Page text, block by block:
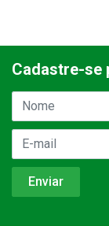
Cadastre-se